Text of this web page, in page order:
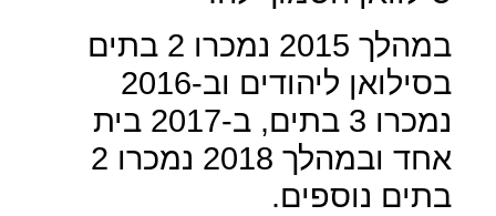
במהלך 2015 נמכרו 2 בתים
בסילואן ליהודים וב-2016
נמכרו 3 בתים, ב-2017 בית
אחד ובמהלך 2018 נמכרו 2
בתים נוספים.